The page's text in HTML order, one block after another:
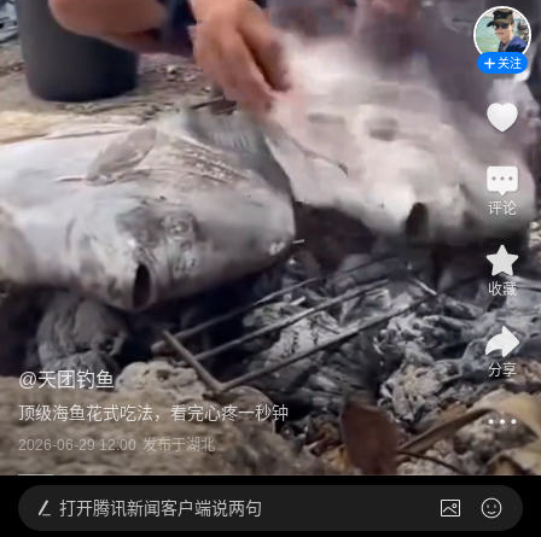
@天团钓鱼
顶级海鱼花式吃法，看完心疼一秒钟
2026-06-29 12:00 发布于湖北
关注
评论
收藏
分享
打开腾讯新闻客户端说两句